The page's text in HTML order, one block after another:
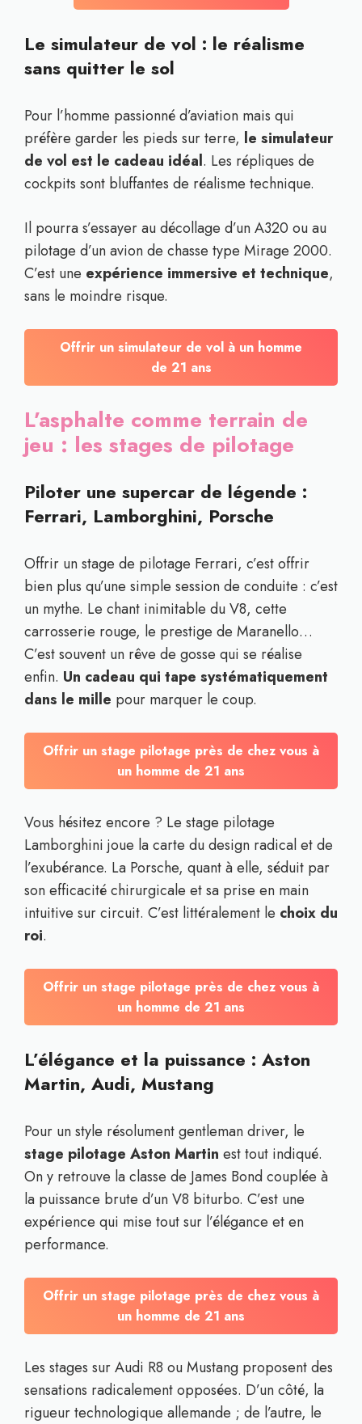
Le simulateur de vol : le réalisme
sans quitter le sol
Pour l’homme passionné d’aviation mais qui
préfère garder les pieds sur terre, le simulateur
de vol est le cadeau idéal. Les répliques de
cockpits sont bluffantes de réalisme technique.
Il pourra s’essayer au décollage d’un A320 ou au
pilotage d’un avion de chasse type Mirage 2000.
C’est une expérience immersive et technique,
sans le moindre risque.
Offrir un simulateur de vol à un homme
de 21 ans
L’asphalte comme terrain de
jeu : les stages de pilotage
Piloter une supercar de légende :
Ferrari, Lamborghini, Porsche
Offrir un stage de pilotage Ferrari, c’est offrir
bien plus qu’une simple session de conduite : c’est
un mythe. Le chant inimitable du V8, cette
carrosserie rouge, le prestige de Maranello…
C’est souvent un rêve de gosse qui se réalise
enfin. Un cadeau qui tape systématiquement
dans le mille pour marquer le coup.
Offrir un stage pilotage près de chez vous à
un homme de 21 ans
Vous hésitez encore ? Le stage pilotage
Lamborghini joue la carte du design radical et de
l’exubérance. La Porsche, quant à elle, séduit par
son efficacité chirurgicale et sa prise en main
intuitive sur circuit. C’est littéralement le choix du
roi.
Offrir un stage pilotage près de chez vous à
un homme de 21 ans
L’élégance et la puissance : Aston
Martin, Audi, Mustang
Pour un style résolument gentleman driver, le
stage pilotage Aston Martin est tout indiqué.
On y retrouve la classe de James Bond couplée à
la puissance brute d’un V8 biturbo. C’est une
expérience qui mise tout sur l’élégance et en
performance.
Offrir un stage pilotage près de chez vous à
un homme de 21 ans
Les stages sur Audi R8 ou Mustang proposent des
sensations radicalement opposées. D’un côté, la
rigueur technologique allemande ; de l’autre, le